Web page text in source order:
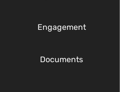
Engagement
Documents